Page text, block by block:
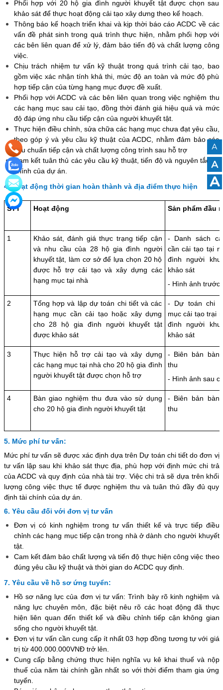
Phối hợp với 20 hộ gia đình người khuyết tật được chọn sau
khảo sát để thực hoạt động cải tạo xây dưng theo kế hoạch.
Thông báo kế hoạch triển khai và kịp thời báo cáo ACDC về các
vấn đề phát sinh trong quá trình thực hiện, nhằm phối hợp với
các bên liên quan để xử lý, đảm bảo tiến độ và chất lượng công
việc.
Chịu trách nhiệm tư vấn kỹ thuật trong quá trình cải tạo, bao
gồm việc xác nhận tính khả thi, mức độ an toàn và mức độ phù
hợp tiếp cận của từng hạng mục được đề xuất.
Phối hợp với ACDC và các bên liên quan trong việc nghiệm thu
các hạng mục sau cải tạo, đồng thời đánh giá hiệu quả và mức
độ đáp ứng nhu cầu tiếp cận của người khuyết tật.
Thực hiện điều chỉnh, sửa chữa các hạng mục chưa đạt yêu cầu,
theo góp ý và yêu cầu kỹ thuật của ACDC, nhằm đảm bảo các
tiêu chuẩn tiếp cận và chất lượng công trình sau hỗ trợ
Cam kết tuân thủ các yêu cầu kỹ thuật, tiến độ và nguyên tắc tài
chính của dự án.
4. Hoạt động thời gian hoàn thành và địa điểm thực hiện
STT Hoạt động Sản phẩm đầu
1
Khảo sát, đánh giá thực trạng tiếp cận
và nhu cầu của 28 hộ gia đình người
khuyết tật, làm cơ sở để lựa chọn 20 hộ
được hỗ trợ cải tạo và xây dựng các
hạng mục tại nhà
- Danh sách
cần cải tạo tại
đình người
khảo sát
- Hình ảnh trước
2
Tổng hợp và lập dự toán chi tiết và các
hạng mục cần cải tạo hoặc xây dựng
cho 28 hộ gia đình người khuyết tật
được khảo sát
- Dự toán chi
mục cải tạo trại
đình người
khảo sát
3
Thực hiện hỗ trợ cải tạo và xây dựng
các hạng mục tại nhà cho 20 hộ gia đình
người khuyết tật được chọn hỗ trợ
- Biên bản bàn
thu
- Hình ảnh sau
4
Bàn giao nghiệm thu đưa vào sử dụng
cho 20 hộ gia đình người khuyết tật
- Biên bản bàn
thu
5. Mức phí tư vấn:
Mức phí tư vấn sẽ được xác định dựa trên Dự toán chi tiết do đơn vị
tư vấn lập sau khi khảo sát thực địa, phù hợp với định mức chi trả
của ACDC và quy định của nhà tài trợ. Việc chi trả sẽ dựa trên khối
lượng công việc thực tế được nghiệm thu và tuân thủ đầy đủ quy
định tài chính của dự án.
6. Yêu cầu đối với đơn vị tư vấn
Đơn vị có kinh nghiệm trong tư vấn thiết kế và trực tiếp điều
chỉnh các hạng mục tiếp cận trong nhà ở dành cho người khuyết
tật.
Cam kết đảm bảo chất lượng và tiến độ thực hiện công việc theo
đúng yêu cầu kỹ thuật và thời gian do ACDC quy định.
7. Yêu cầu về hồ sơ ứng tuyển:
Hồ sơ năng lực của đơn vị tư vấn: Trình bày rõ kinh nghiệm và
năng lực chuyên môn, đặc biệt nêu rõ các hoạt động đã thực
hiện liên quan đến thiết kế và điều chỉnh tiếp cận không gian
sống cho người khuyết tật.
Đơn vị tư vấn cần cung cấp ít nhất 03 hợp đồng tương tự với giá
trị từ 400.000.000VNĐ trở lên.
Cung cấp bằng chứng thực hiện nghĩa vụ kê khai thuế và nộp
thuế của năm tài chính gần nhất so với thời điểm tham gia ứng
tuyển.
A
A
A